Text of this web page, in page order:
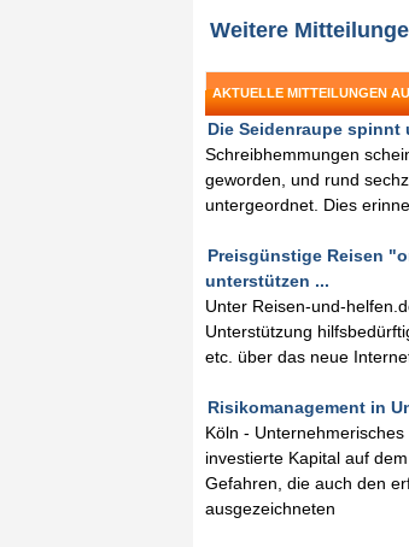
Weitere
AKTUELLE MITTEILUNGEN
Die Seidenraupe spinnt
Schreibhemmungen
geworden, und rund
untergeordnet. Dies
Preisgünstige Reisen
unterstützen ...
Unter Reisen-und-
Unterstützung
etc. über das neue
Risikomanagement in
Köln -
investierte Kapital auf
Gefahren, die auch den
ausgezeichneten